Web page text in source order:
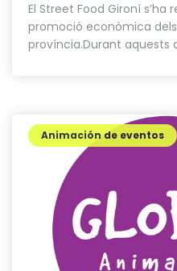
El Street Food Gironí
promoció econòmica
província.Durant aquests
Animación de eventos